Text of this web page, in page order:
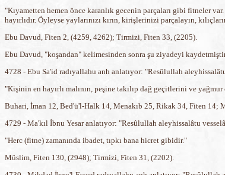
"Kıyametten hemen önce karanlık gecenin parçaları gibi fitneler
hayırlıdır. Öyleyse yaylarınızı kırın, kirişlerinizi parçalayın,
Ebu Davud, Fiten 2, (4259, 4262); Tirmizi, Fiten 33, (2205).
Ebu Davud, "koşandan" kelimesinden sonra şu ziyadeyi
4728 - Ebu Sa'id radıyallahu anh anlatıyor: "Resûlullah
"Kişinin en hayırlı malının, peşine takılıp dağ geçitlerini ve
Buhari, İman 12, Bed'ü'l-Halk 14, Menakıb 25, Rikak 34, Fiten 14;
4729 - Ma'kıl İbnu Yesar anlatıyor: "Resûlullah aleyhissalâtu
"Herc (fitne) zamanında ibadet, tıpkı bana hicret gibidir."
Müslim, Fiten 130, (2948); Tirmizi, Fiten 31, (2202).